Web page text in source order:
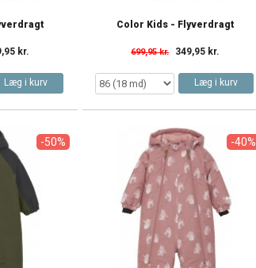
kr.
Læg i kurv
Color Kids - Flyverdragt
699,95 kr. 349,95 kr.
Læg i kurv
-50% -40%